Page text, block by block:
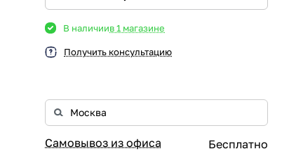
В наличиив 1 магазине
Получить консультацию
Самовывоз из офиса
Бесплатно